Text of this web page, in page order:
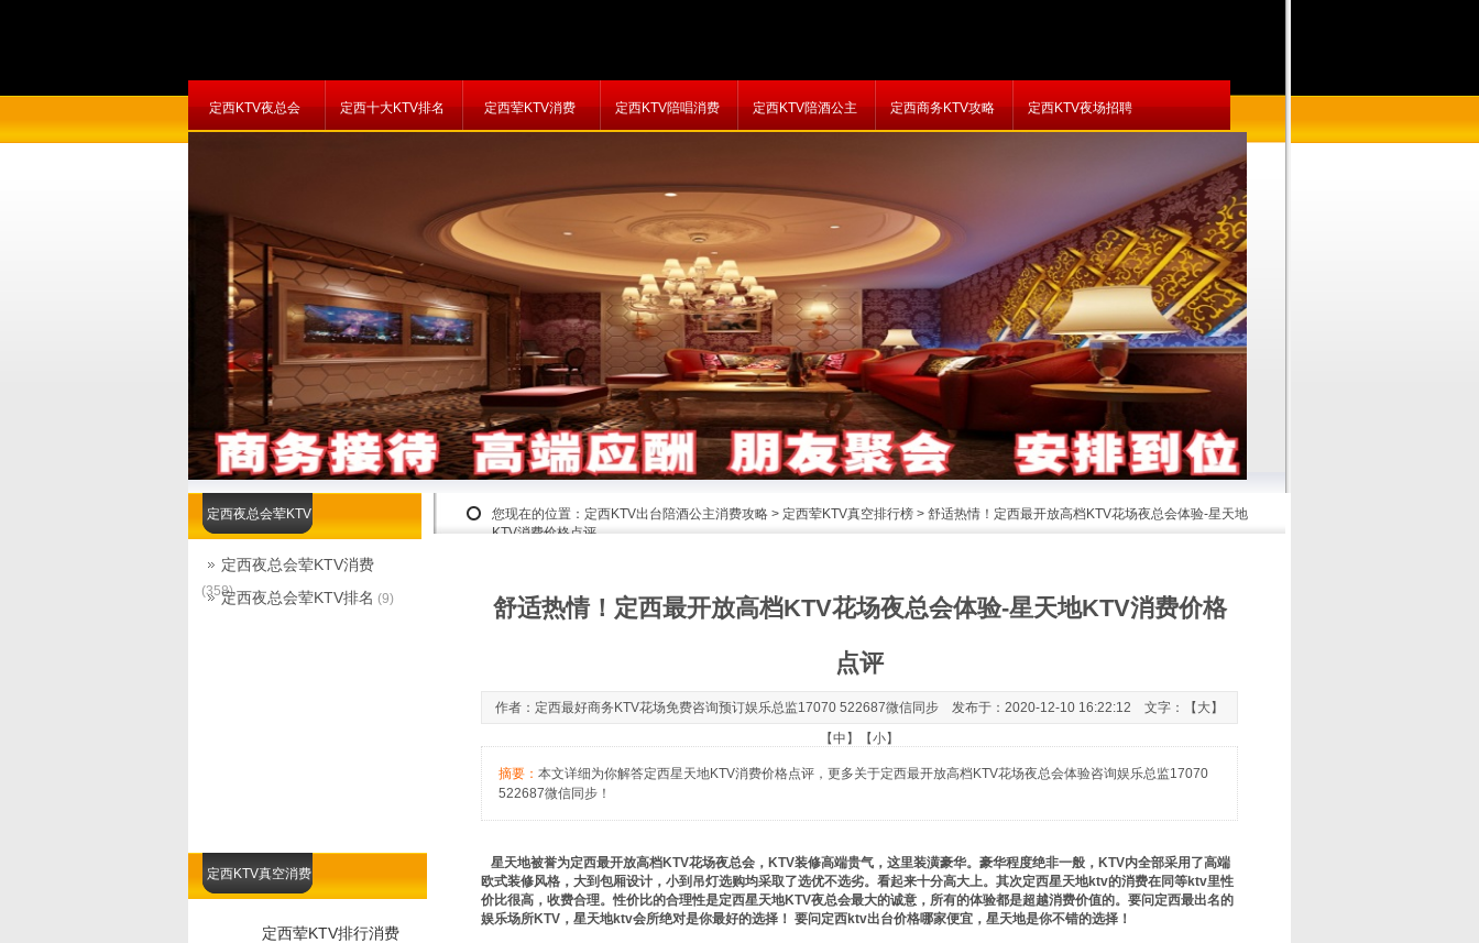
定西KTV夜总会 定西十大KTV排名 定西荤KTV消费 定西KTV陪唱消费 定西KTV陪酒公主 定西商务KTV攻略 定西KTV夜场招聘
您现在的位置： 定西KTV出台陪酒公主消费攻略 > 定西荤KTV真空排行榜 > 舒适热情！定西最开放高档KTV花场夜总会体验-星天地
KTV消费价格点评
定西KTV真空消费
定西荤KTV排行消费
舒适热情！定西最开放高档KTV花场夜总会体验-星天地KTV消费价格
点评
作者：定西最好商务KTV花场免费咨询预订娱乐总监17070 522687微信同步 发布于：2020-12-10 16:22:12 文字：【 大】
【中 】【小】
摘要： 本文详细为你解答定西星天地KTV消费价格点评，更多关于定西最开放高档KTV花场夜总会体验咨询娱乐总监17070
522687微信同步！
星天地被誉为定西最开放高档KTV花场夜总会，KTV装修高端贵气，这里装潢豪华。豪华程度绝非一般，KTV内全部采用了高端
欧式装修风格，大到包厢设计，小到吊灯选购均采取了选优不选劣。看起来十分高大上。其次定西星天地ktv的消费在同等ktv里性
价比很高，收费合理。性价比的合理性是定西星天地KTV夜总会最大的诚意，所有的体验都是超越消费价值的。要问定西最出名的
娱乐场所KTV，星天地ktv会所绝对是你最好的选择！ 要问定西ktv出台价格哪家便宜，星天地是你不错的选择！
定西夜总会荤KTV
定西夜总会荤KTV消费
(358)定西夜总会荤KTV排名 (9)